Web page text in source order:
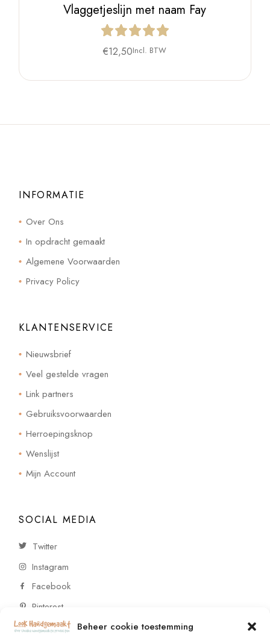
Beheer cookie toestemming
Vlaggetjeslijn met naam Fay
€12,50Incl. BTW
INFORMATIE
Over Ons
In opdracht gemaakt
Algemene Voorwaarden
Privacy Policy
KLANTENSERVICE
Nieuwsbrief
Veel gestelde vragen
Link partners
Gebruiksvoorwaarden
Herroepingsknop
Wenslijst
Mijn Account
SOCIAL MEDIA
Twitter
Instagram
Facebook
Pinterest